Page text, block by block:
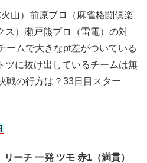
山）前原プロ（麻雀格闘倶楽
ス）瀬戸熊プロ（雷電）の対
ームで大きなpt差がついている
ツに抜け出しているチームは無
戦の行方は？33日目スター
ーチ 一発 ツモ 赤1（満貫）